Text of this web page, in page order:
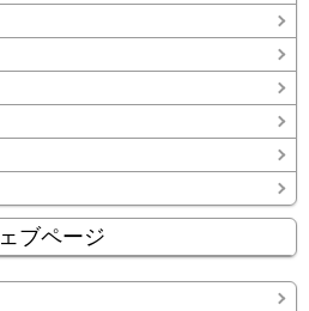
ブページ